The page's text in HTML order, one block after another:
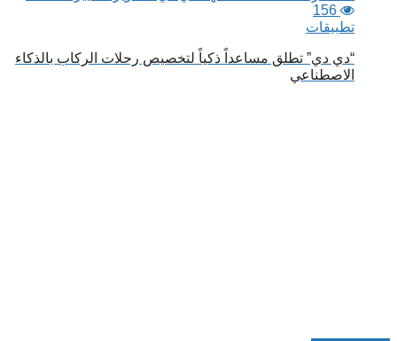
156
تطبيقات
“دي دي” تطلق مساعداً ذكياً لتخصيص رحلات الركاب بالذكاء
الاصطناعي